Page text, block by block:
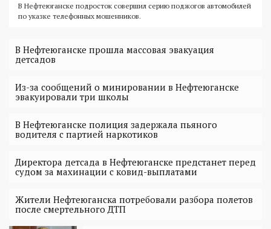
В Нефтеюганске подросток совершил серию поджогов автомобилей
по указке телефонных мошенников.
В Нефтеюганске прошла массовая эвакуация
детсадов
Из-за сообщений о минировании в Нефтеюганске
эвакуировали три школы
В Нефтеюганске полиция задержала пьяного
водителя с партией наркотиков
Директора детсада в Нефтеюганске предстанет перед
судом за махинации с ковид-выплатами
Жители Нефтеюганска потребовали разбора полетов
после смертельного ДТП